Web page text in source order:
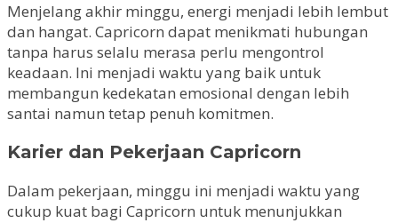
Menjelang akhir minggu, energi menjadi lebih lembut
dan hangat. Capricorn dapat menikmati hubungan
tanpa harus selalu merasa perlu mengontrol
keadaan. Ini menjadi waktu yang baik untuk
membangun kedekatan emosional dengan lebih
santai namun tetap penuh komitmen.
Karier dan Pekerjaan Capricorn
Dalam pekerjaan, minggu ini menjadi waktu yang
cukup kuat bagi Capricorn untuk menunjukkan